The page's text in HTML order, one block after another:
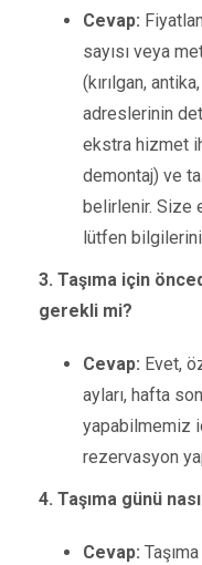
Cevap:
sayısı veya
(kırılgan,
adreslerinin
ekstra hizmet
demontaj) ve
belirlenir. Size
lütfen
3. Taşıma için
gerekli mi?
Cevap: Evet,
ayları, hafta
yapabilmemiz
rezervasyon
4. Taşıma günü
Cevap: